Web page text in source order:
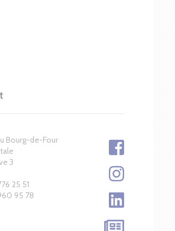
Bourg-de-Four
3
25 51
95 78